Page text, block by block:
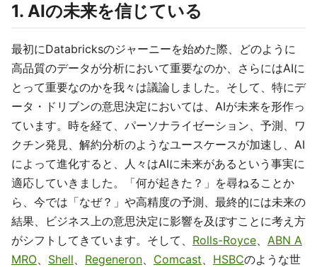
1. AIの未来を信じている
最初にDatabricksのジャーニーを始めた際、どのように
高品質のデータが分析において重要なのか、さらにはAIに
とって重要なのかを我々は議論しました。そして、特にデ
ータ・ドリブンの意思決定においては、AIが未来を形作っ
ています。時を経て、パーソナライゼーション、予測、ワ
クチン発見、解約分析のようなユースケースが加速し、AI
によって進化すると、人々はAIに未来があるという事実に
適応していきました。「何が起きた？」を尋ねることか
ら、今では「なぜ？」や高精度の予測、最終的には未来の
結果、ビジネス上の意思決定に影響を及ぼすことに考え方
がシフトしてきています。そして、 Rolls-Royce、 ABN A
MRO、 Shell、 Regeneron、 Comcast、 HSBCのような世